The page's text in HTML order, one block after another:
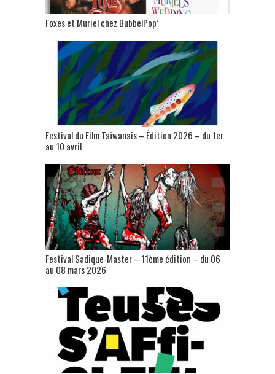
Foxes et Muriel chez BubbelPop’
Festival du Film Taïwanais – Édition 2026 – du 1er
au 10 avril
Festival Sadique-Master – 11ème édition – du 06
au 08 mars 2026